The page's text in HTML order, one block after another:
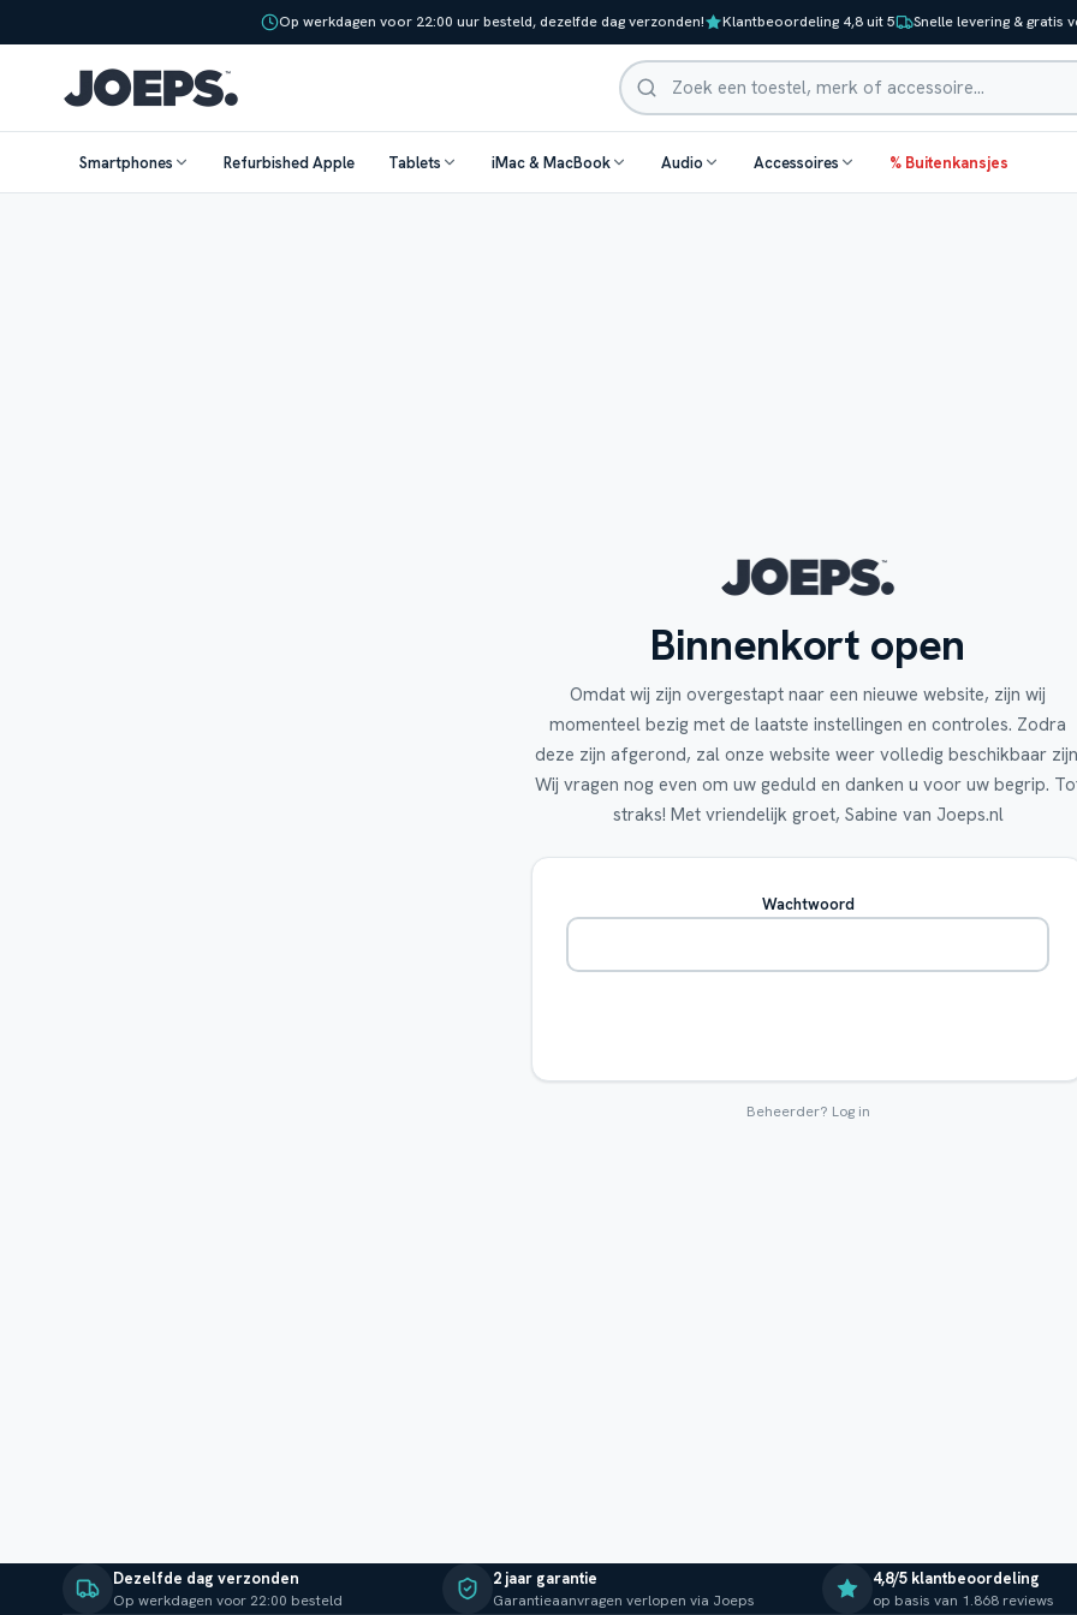
Op werkdagen voor 22:00 uur besteld, dezelfde dag verzonden! Klantbeoordeling 4,8 uit 5 Snelle levering & gratis
Zoeken
Smartphones Refurbished Apple Tablets iMac & MacBook Audio Accessoires % Buitenkansjes
Binnenkort open
Omdat wij zijn overgestapt naar een nieuwe website, zijn wij
momenteel bezig met de laatste instellingen en controles. Zodra
deze zijn afgerond, zal onze website weer volledig beschikbaar
Wij vragen nog even om uw geduld en danken u voor uw begrip.
straks! Met vriendelijk groet, Sabine van Joeps.nl
Wachtwoord
Beheerder? Log in
Dezelfde dag verzonden
Op werkdagen voor 22:00 besteld
2 jaar garantie
Garantieaanvragen verlopen via Joeps
4,8/5 klantbeoordeling
op basis van 1.868 reviews